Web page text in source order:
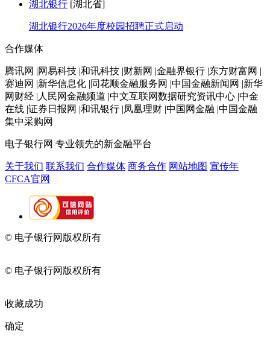
湖北银行 [湖北省]
湖北银行2026年度校园招聘正式启动
合作媒体
腾讯网 |网易科技 |和讯科技 |财新网 |金融界银行 |东方财富网 |
赛迪网 |新华信息化 |同花顺金融服务网 |中国金融新闻网 |新华
网财经 |人民网金融频道 |中文互联网数据研究资讯中心 |中金
在线 |证券日报网 |和讯银行 |凤凰理财 |中国网金融 |中国金融
集中采购网
电子银行网 专业领先的新金融平台
关于我们 联系我们 合作媒体 商务合作 网站地图 宣传年
CFCA官网
© 电子银行网版权所有
© 电子银行网版权所有
收藏成功
确定